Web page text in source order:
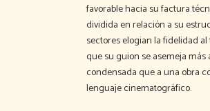
favorable hacia su factura
dividida en relación a su
sectores elogian la fidelidad
que su guion se asemeja
condensada que a una obra
lenguaje cinematográfico.